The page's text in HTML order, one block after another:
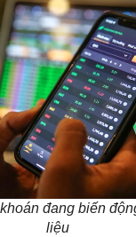
đang biến
liệu